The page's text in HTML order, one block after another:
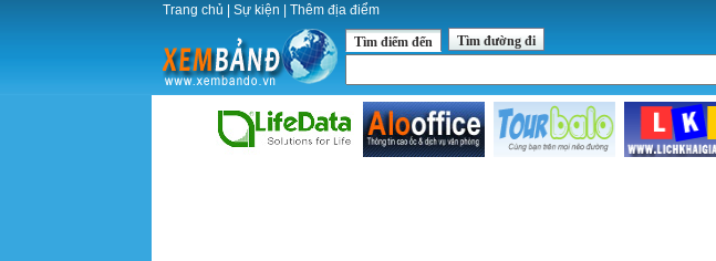
Trang chủ Sự kiện Thêm địa điểm
Tìm điểm đến Tìm đường đi